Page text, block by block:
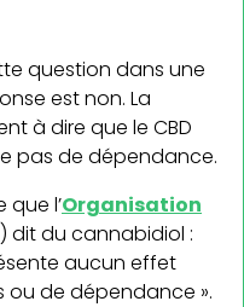
question dans une
est non. La
à dire que le CBD
pas de dépendance.
l’Organisation
dit du cannabidiol :
aucun effet
ou de dépendance ».